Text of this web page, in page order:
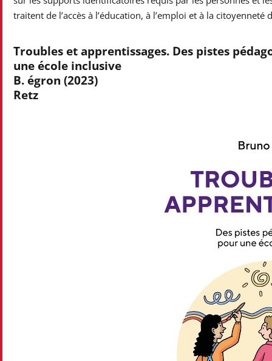
traitent de l’accès à l’éducation, à l’emploi et à la citoyenneté
Troubles et apprentissages. Des pistes
une école inclusive
B. égron (2023)
Retz